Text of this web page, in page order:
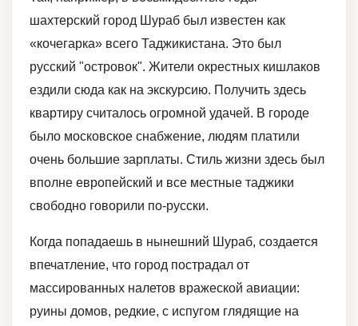
шахтерский город Шураб был известен как
«кочегарка» всего Таджикистана. Это был
русский "островок". Жители окрестных кишлаков
ездили сюда как на экскурсию. Получить здесь
квартиру считалось огромной удачей. В городе
было московское снабжение, людям платили
очень большие зарплаты. Стиль жизни здесь был
вполне европейский и все местные таджики
свободно говорили по-русски.
Когда попадаешь в нынешний Шураб, создается
впечатление, что город пострадал от
массированных налетов вражеской авиации:
руины домов, редкие, с испугом глядящие на